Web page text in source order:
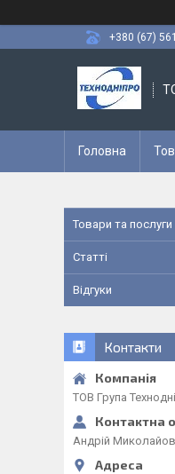
+380 (67)
Головна
Товари та послуги
Статті
Відгуки
Контакти
ТОВ Група
Андрій